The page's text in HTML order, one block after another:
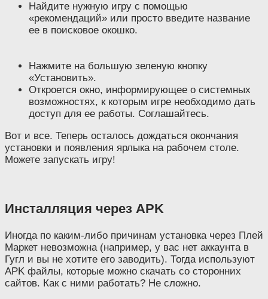
Найдите нужную игру с помощью
«рекомендаций» или просто введите название
ее в поисковое окошко.
Нажмите на большую зеленую кнопку
«Установить».
Откроется окно, информирующее о системных
возможностях, к которым игре необходимо дать
доступ для ее работы. Соглашайтесь.
Вот и все. Теперь осталось дождаться окончания
установки и появления ярлыка на рабочем столе.
Можете запускать игру!
Инсталляция через APK
Иногда по каким-либо причинам установка через Плей
Маркет невозможна (например, у вас нет аккаунта в
Гугл и вы не хотите его заводить). Тогда используют
APK файлы, которые можно скачать со сторонних
сайтов. Как с ними работать? Не сложно.